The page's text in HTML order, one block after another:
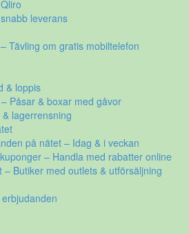
leverans
Tävling om gratis mobiltelefon
& loppis
Påsar & boxar med gåvor
lagerrensning
på nätet – Idag & i veckan
– Handla med rabatter online
– Butiker med outlets & utförsäljning